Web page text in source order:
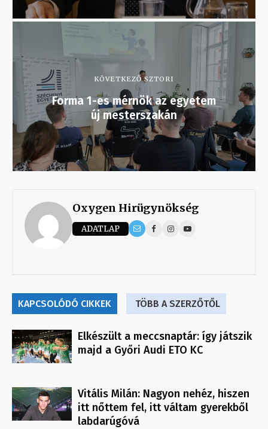
KÖVETKEZŐ SZTORI
Forma 1-es mérnök az egyetem
új mesterszakán
Oxygen Hirügynökség
ADATLAP
KAPCSOLÓDÓ CIKKEK TÖBB A SZERZŐTŐL
Elkészült a meccsnaptár: így játszik
majd a Győri Audi ETO KC
Vitális Milán: Nagyon nehéz, hiszen
itt nőttem fel, itt váltam gyerekből
labdarúgóvá